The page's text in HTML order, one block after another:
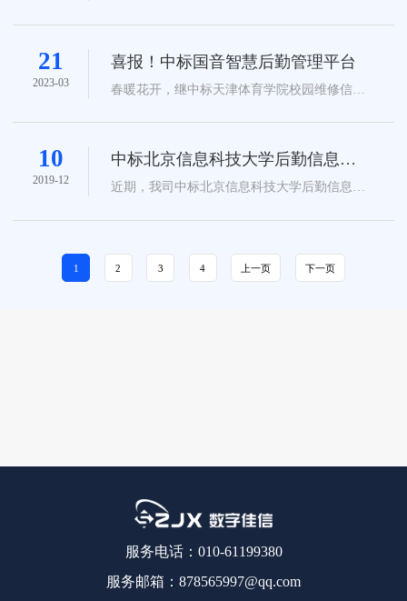
21
2023-03
喜报！中标国音智慧后勤管理平台
春暖花开，继中标天津体育学院校园维修信息
有限公司成功中标中国音乐学院“智慧后勤综合
（纯软件，自研产品）。...
10
2019-12
中标北京信息科技大学后勤信息管
理系统
近期，我司中标北京信息科技大学后勤信息管
1 2 3 4 上一页 下一页
服务电话：010-61199380
服务邮箱：878565997@qq.com